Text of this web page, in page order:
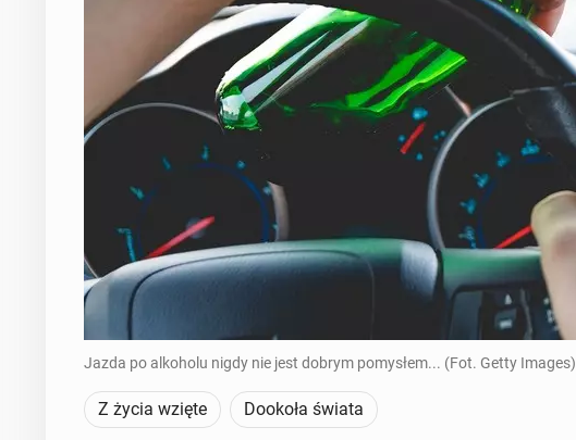
Jazda po alkoholu nigdy nie jest dobrym pomysłem... (Fot. Getty Images)
Z życia wzięte Dookoła świata